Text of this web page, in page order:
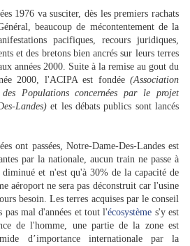
1976 va susciter, dès les premiers rachats
beaucoup de mécontentement de la
pacifiques, recours juridiques,
et des bretons bien ancrés sur leurs terres
années 2000. Suite à la remise au gout du
2000, l'ACIPA est fondée (Association
des Populations concernées par le projet
Landes)et les débats publics sont lancés
ont passées, Notre-Dame-Des-Landes est
par la nationale, aucun train ne passe à
et n'est qu'à 30% de la capacité de
aéroport ne sera pas déconstruit car l'usine
besoin. Les terres acquises par le conseil
pas mal d'années et tout l'écosystème s'y est
de l'homme, une partie de la zone est
d’importance internationale par la